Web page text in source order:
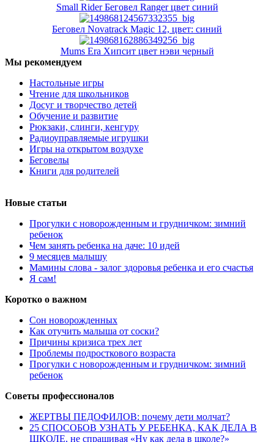
Small Rider Беговел Ranger цвет синий
Беговел Novatrack Magic 12, цвет: синий
Mums Era Хипсит цвет нэви черный
Мы рекомендуем
Настольные игры
Чтение для школьников
Досуг и творчество детей
Обучение и развитие
Рюкзаки, слинги, кенгуру
Радиоуправляемые игрушки
Игры на открытом воздухе
Беговелы
Книги для родителей
Новые статьи
Прогулки с новорожденным и грудничком: зимний
ребенок
Чем занять ребенка на даче: 10 идей
9 месяцев малышу
Мамины слова - залог здоровья ребенка и его счастья
Я сам!
Коротко о важном
Сон новорожденных
Как отучить малыша от соски?
Причины кризиса трех лет
Проблемы подросткового возраста
Прогулки с новорожденным и грудничком: зимний
ребенок
Советы профессионалов
ЖЕРТВЫ ПЕДОФИЛОВ: почему дети молчат?
25 СПОСОБОВ УЗНАТЬ У РЕБЕНКА, КАК ДЕЛА В
ШКОЛЕ, не спрашивая «Ну как дела в школе?»